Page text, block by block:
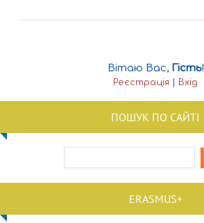
Вітаю Вас, Гість!
Реєстрація Вхід
ПОШУК ПО САЙТІ
ERASMUS+